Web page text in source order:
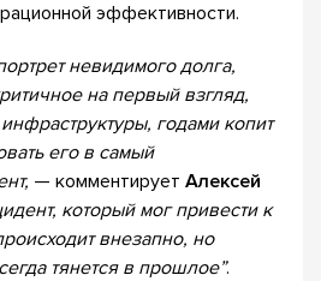
эффективности.
невидимого долга,
на первый взгляд,
годами копит
его в самый
— комментирует Алексей
который мог привести к
внезапно, но
тянется в прошлое”.